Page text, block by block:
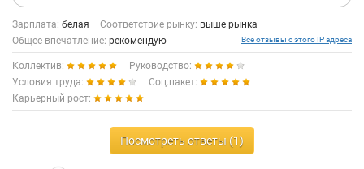
Зарплата: белая Соответствие рынку: выше рынка
Общее впечатление: рекомендую Все отзывы с этого IP адреса
Коллектив:
Руководство:
Условия труда:
Соц.пакет:
Карьерный рост:
Посмотреть ответы (1)